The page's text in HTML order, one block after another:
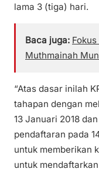
lama 3 (tiga) hari.
Baca juga:
Muthmainah
“Atas dasar inilah
tahapan dengan
13 Januari 2018
pendaftaran pada
untuk memberikan
untuk